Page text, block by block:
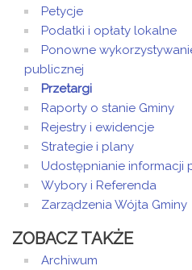
Petycje
Podatki i opłaty lokalne
Ponowne
publicznej
Przetargi
Raporty o stanie Gminy
Rejestry i ewidencje
Strategie i plany
Udostępnianie informacji
Wybory i Referenda
Zarządzenia Wójta Gminy
ZOBACZ TAKŻE
Archiwum